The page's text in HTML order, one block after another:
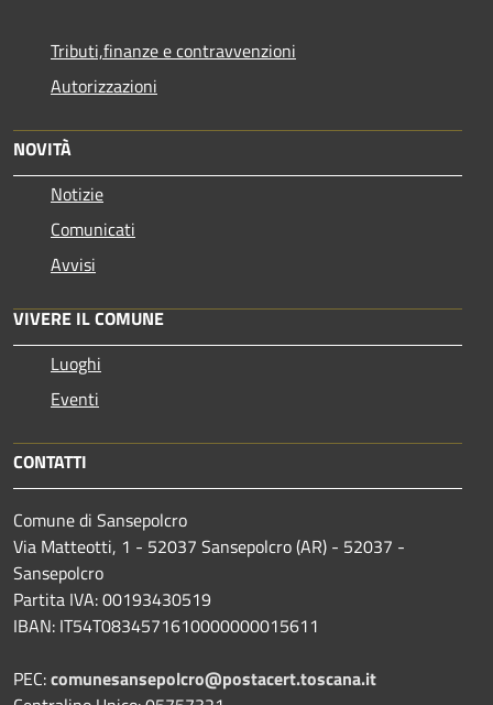
Tributi,finanze e contravvenzioni
Autorizzazioni
NOVITÀ
Notizie
Comunicati
Avvisi
VIVERE IL COMUNE
Luoghi
Eventi
CONTATTI
Comune di Sansepolcro
Via Matteotti, 1 - 52037 Sansepolcro (AR) - 52037 -
Sansepolcro
Partita IVA: 00193430519
IBAN: IT54T0834571610000000015611
PEC:comunesansepolcro@postacert.toscana.it